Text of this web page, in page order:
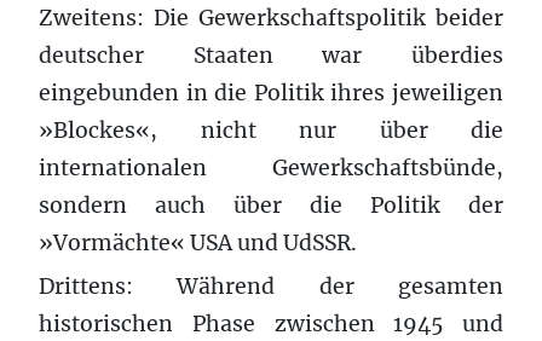
Zweitens: Die Gewerkschaftspolitik beider
deutscher Staaten war überdies
eingebunden in die Politik ihres jeweiligen
»Blockes«, nicht nur über die
internationalen Gewerkschaftsbünde,
sondern auch über die Politik der
»Vormächte« USA und UdSSR.
Drittens: Während der gesamten
historischen Phase zwischen 1945 und